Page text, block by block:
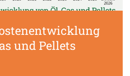
und Pellets